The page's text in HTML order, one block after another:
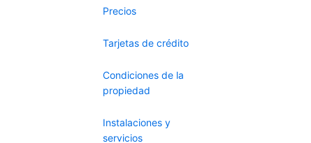
Precios
Tarjetas de crédito
Condiciones de la
propiedad
Instalaciones y
servicios